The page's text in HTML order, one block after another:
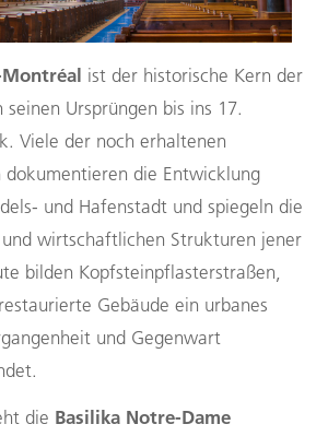
ist der historische Kern der
Ursprüngen bis ins 17.
Viele der noch erhaltenen
dokumentieren die Entwicklung
und Hafenstadt und spiegeln die
wirtschaftlichen Strukturen jener
bilden Kopfsteinpflasterstraßen,
Gebäude ein urbanes
und Gegenwart
die Basilika Notre-Dame